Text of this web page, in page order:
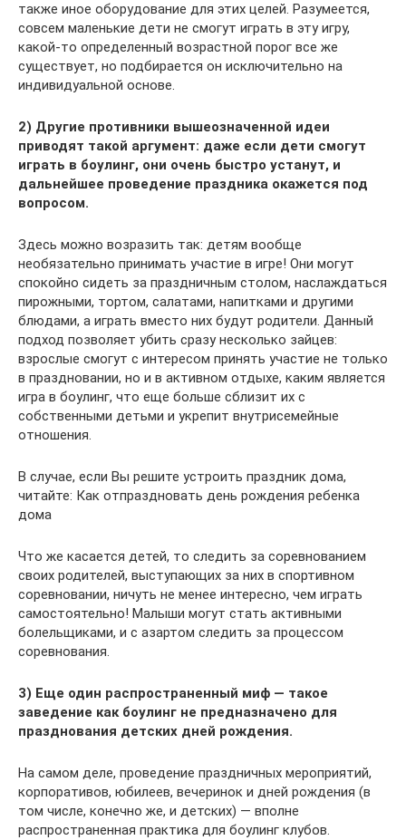
также иное оборудование для этих целей. Разумеется,
совсем маленькие дети не смогут играть в эту игру,
какой-то определенный возрастной порог все же
существует, но подбирается он исключительно на
индивидуальной основе.
2) Другие противники вышеозначенной идеи
приводят такой аргумент: даже если дети смогут
играть в боулинг, они очень быстро устанут, и
дальнейшее проведение праздника окажется под
вопросом.
Здесь можно возразить так: детям вообще
необязательно принимать участие в игре! Они могут
спокойно сидеть за праздничным столом, наслаждаться
пирожными, тортом, салатами, напитками и другими
блюдами, а играть вместо них будут родители. Данный
подход позволяет убить сразу несколько зайцев:
взрослые смогут с интересом принять участие не только
в праздновании, но и в активном отдыхе, каким является
игра в боулинг, что еще больше сблизит их с
собственными детьми и укрепит внутрисемейные
отношения.
В случае, если Вы решите устроить праздник дома,
читайте: Как отпраздновать день рождения ребенка
дома
Что же касается детей, то следить за соревнованием
своих родителей, выступающих за них в спортивном
соревновании, ничуть не менее интересно, чем играть
самостоятельно! Малыши могут стать активными
болельщиками, и с азартом следить за процессом
соревнования.
3) Еще один распространенный миф — такое
заведение как боулинг не предназначено для
празднования детских дней рождения.
На самом деле, проведение праздничных мероприятий,
корпоративов, юбилеев, вечеринок и дней рождения (в
том числе, конечно же, и детских) — вполне
распространенная практика для боулинг клубов.